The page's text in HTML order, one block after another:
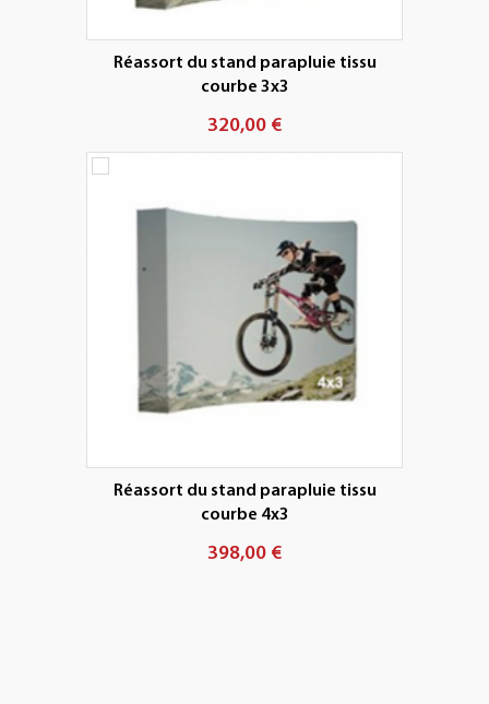
Réassort du stand parapluie tissu
courbe 3x3
320,00 €
Réassort du stand parapluie tissu
courbe 4x3
398,00 €